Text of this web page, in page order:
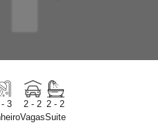
3
2 - 2
Vagas
2 - 2
Suite